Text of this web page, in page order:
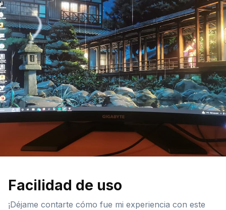
Facilidad de uso
¡Déjame contarte cómo fue mi experiencia con este